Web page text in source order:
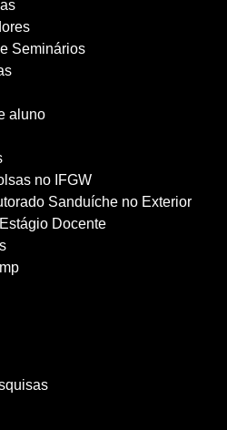
Seminários
aluno
no IFGW
Sanduíche no Exterior
Docente